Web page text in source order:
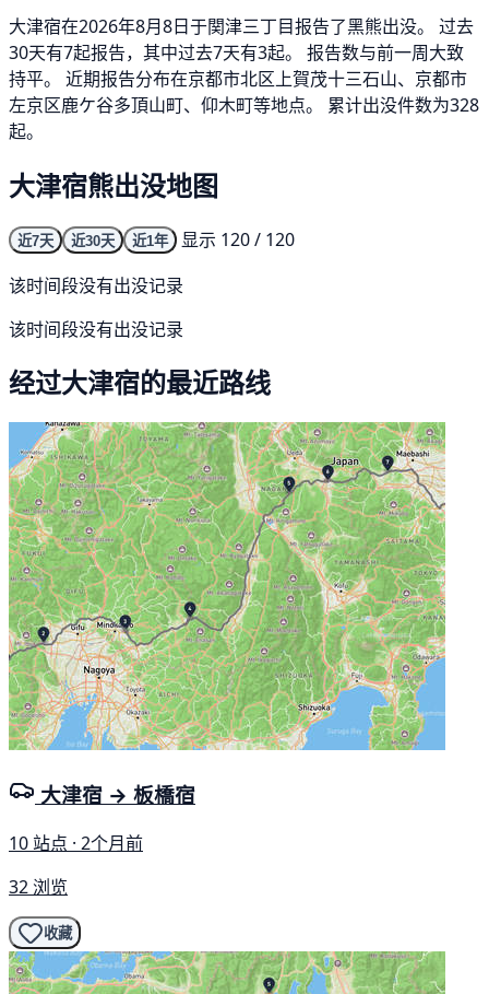
大津宿在2026年8月8日于関津三丁目报告了黑熊出没。 过去
30天有7起报告，其中过去7天有3起。 报告数与前一周大致
持平。 近期报告分布在京都市北区上賀茂十三石山、京都市
左京区鹿ケ谷多頂山町、仰木町等地点。 累计出没件数为328
起。
大津宿熊出没地图
近7天 近30天 近1年
显示 120 / 120
该时间段没有出没记录
该时间段没有出没记录
经过大津宿的最近路线
大津宿 → 板橋宿
10 站点 · 2个月前
32 浏览
收藏